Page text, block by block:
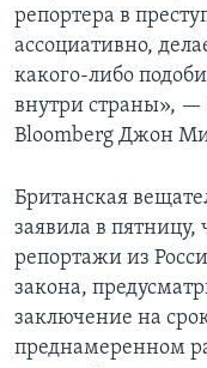
репортера в
ассоциативно,
какого-либо
внутри страны», —
Bloomberg Джон
Британская
заявила в пятницу,
репортажи из
закона,
заключение на
преднамеренном